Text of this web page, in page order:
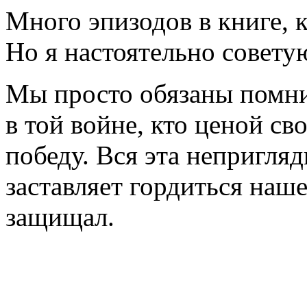
Много эпизодов в книге,
Но я настоятельно
Мы просто обязаны
в той войне, кто ценой
победу. Вся эта
заставляет гордиться
защищал.